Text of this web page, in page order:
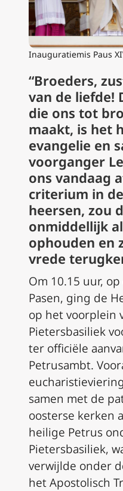
Inauguratiemis Paus
“Broeders,
van de liefde!
die ons tot
maakt, is het
evangelie en
voorganger
ons vandaag
criterium in
heersen, zou
onmiddellijk
ophouden en
vrede
Om 10.15 uur,
Pasen, ging de
op het voorplein
Pietersbasiliek
ter officiële
Petrusambt.
samen met de
oosterse kerken
heilige Petrus
Pietersbasiliek,
verwijlde onder
het Apostolisch